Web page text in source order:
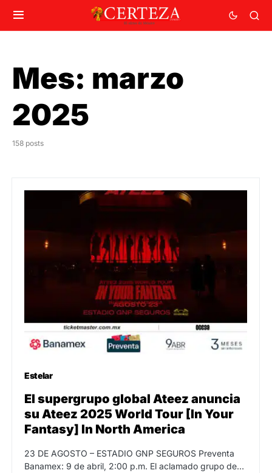
Mes: marzo
2025
158 posts
Estelar
El supergrupo global Ateez anuncia
su Ateez 2025 World Tour [In Your
Fantasy] In North America
23 DE AGOSTO – ESTADIO GNP SEGUROS Preventa
Banamex: 9 de abril, 2:00 p.m. El aclamado grupo de…